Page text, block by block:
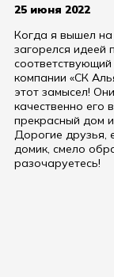
25 июня 2022
Когда я вышел на
загорелся идеей
компании «СК
этот замысел!
качественно его
прекрасный дом
Дорогие друзья,
домик, смело
разочаруетесь!